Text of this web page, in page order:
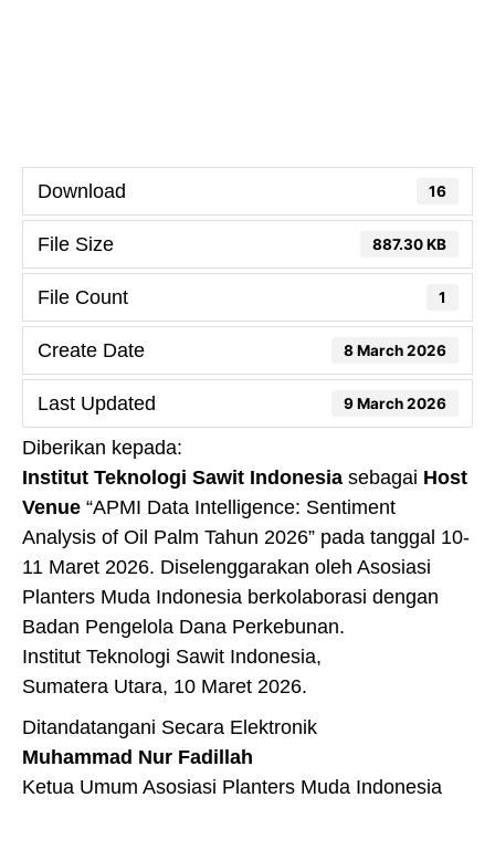
Download 16
File Size 887.30 KB
File Count 1
Create Date 8 March 2026
Last Updated 9 March 2026
Diberikan kepada:
Institut Teknologi Sawit Indonesia sebagai Host
Venue “APMI Data Intelligence: Sentiment
Analysis of Oil Palm Tahun 2026” pada tanggal 10-
11 Maret 2026. Diselenggarakan oleh Asosiasi
Planters Muda Indonesia berkolaborasi dengan
Badan Pengelola Dana Perkebunan.
Institut Teknologi Sawit Indonesia,
Sumatera Utara, 10 Maret 2026.
Ditandatangani Secara Elektronik
Muhammad Nur Fadillah
Ketua Umum Asosiasi Planters Muda Indonesia